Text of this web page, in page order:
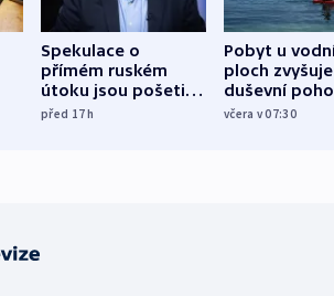
Spekulace o
přímém ruském
útoku jsou pošetilé,
míní estonský
před 17h
Pobyt u
ploch zvyšuje
duševní
ukázala
včera v 07:30